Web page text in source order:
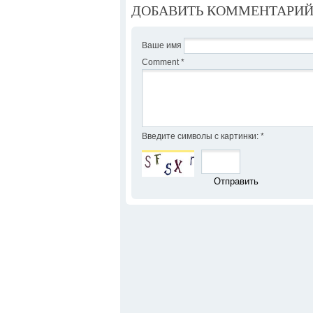
ДОБАВИТЬ КОММЕНТАРИЙ
Ваше имя
Comment *
Введите символы с картинки: *